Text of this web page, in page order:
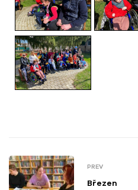
PREV
Březen